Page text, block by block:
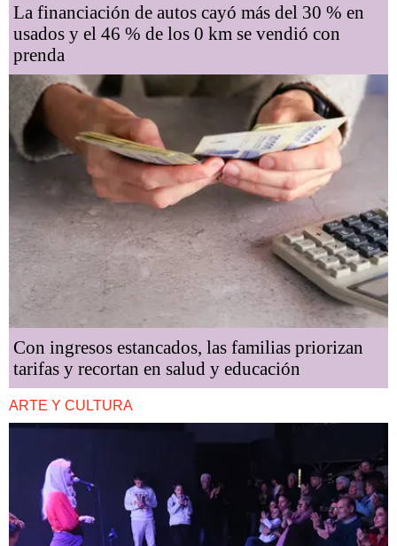
La financiación de autos cayó más del 30 % en
usados y el 46 % de los 0 km se vendió con
prenda
Con ingresos estancados, las familias priorizan
tarifas y recortan en salud y educación
ARTE Y CULTURA